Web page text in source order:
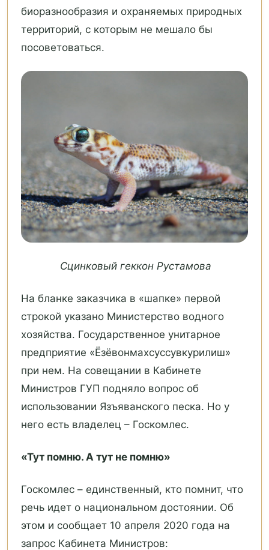
биоразнообразия и охраняемых природных
территорий, с которым не мешало бы
посоветоваться.
Сцинковый геккон Рустамова
На бланке заказчика в «шапке» первой
строкой указано Министерство водного
хозяйства. Государственное унитарное
предприятие «Ёзёвонмахсуссувкурилиш»
при нем. На совещании в Кабинете
Министров ГУП подняло вопрос об
использовании Язъяванского песка. Но у
него есть владелец – Госкомлес.
«Тут помню. А тут не помню»
Госкомлес – единственный, кто помнит, что
речь идет о национальном достоянии. Об
этом и сообщает 10 апреля 2020 года на
запрос Кабинета Министров: